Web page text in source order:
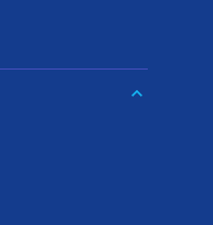
keyboard_arrow_down